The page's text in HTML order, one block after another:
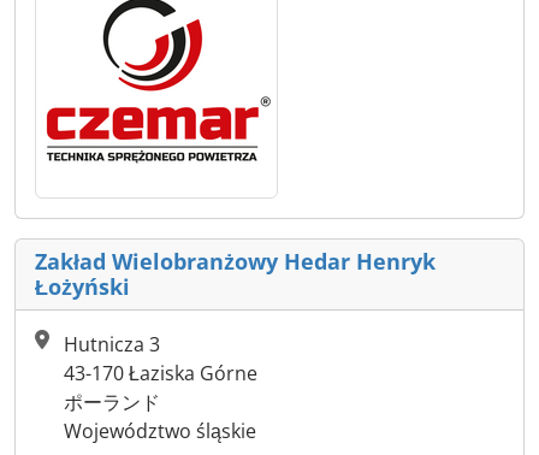
Zakład Wielobranżowy Hedar Henryk
Łożyński
Hutnicza 3
43-170 Łaziska Górne
ポーランド
Województwo śląskie